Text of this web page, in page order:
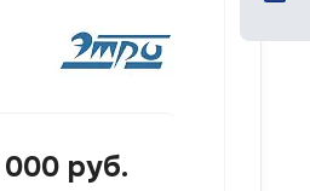
000 руб.